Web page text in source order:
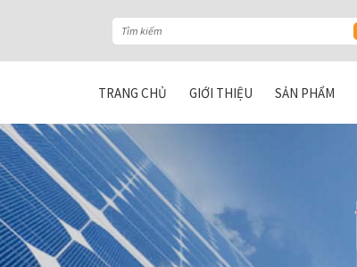
TRANG CHỦ GIỚI THIỆU SẢN PHẨM